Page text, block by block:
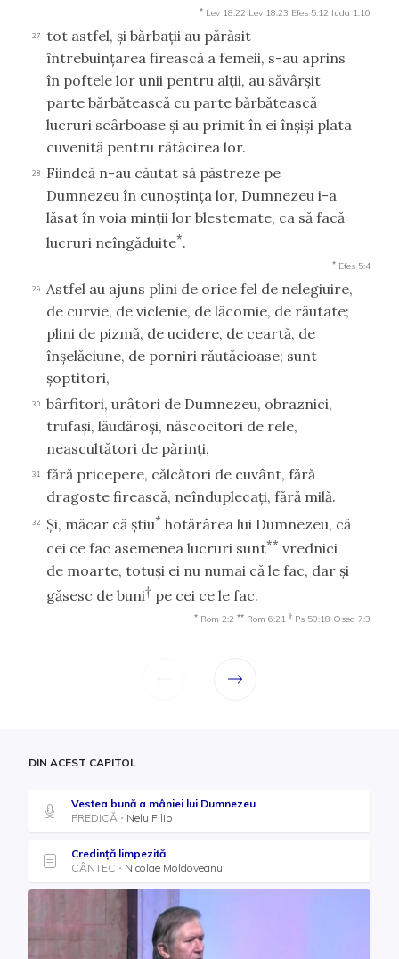
* Lev 18:22 Lev 18:23 Efes 5:12 Iuda 1:10
27
tot astfel, şi bărbaţii au părăsit
întrebuinţarea firească a femeii, s-au aprins
în poftele lor unii pentru alţii, au săvârşit
parte bărbătească cu parte bărbătească
lucruri scârboase şi au primit în ei înşişi plata
cuvenită pentru rătăcirea lor.
28
Fiindcă n-au căutat să păstreze pe
Dumnezeu în cunoştinţa lor, Dumnezeu i-a
lăsat în voia minţii lor blestemate, ca să facă
lucruri neîngăduite*.
* Efes 5:4
29
Astfel au ajuns plini de orice fel de nelegiuire,
de curvie, de viclenie, de lăcomie, de răutate;
plini de pizmă, de ucidere, de ceartă, de
înşelăciune, de porniri răutăcioase; sunt
şoptitori,
30
bârfitori, urâtori de Dumnezeu, obraznici,
trufaşi, lăudăroşi, născocitori de rele,
neascultători de părinţi,
31
fără pricepere, călcători de cuvânt, fără
dragoste firească, neînduplecaţi, fără milă.
32 Şi, măcar că ştiu* hotărârea lui Dumnezeu, că
cei ce fac asemenea lucruri sunt** vrednici
de moarte, totuşi ei nu numai că le fac, dar şi
găsesc de buni† pe cei ce le fac.
* Rom 2:2 ** Rom 6:21 † Ps 50:18 Osea 7:3
DIN ACEST CAPITOL
Vestea bună a mâniei lui Dumnezeu
PREDICĂ
Nelu Filip
Credință limpezită
CÂNTEC
Nicolae Moldoveanu